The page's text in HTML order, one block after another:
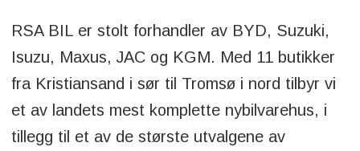
RSA BIL er stolt forhandler av BYD, Suzuki,
Isuzu, Maxus, JAC og KGM. Med 11 butikker
fra Kristiansand i sør til Tromsø i nord tilbyr vi
et av landets mest komplette nybilvarehus, i
tillegg til et av de største utvalgene av